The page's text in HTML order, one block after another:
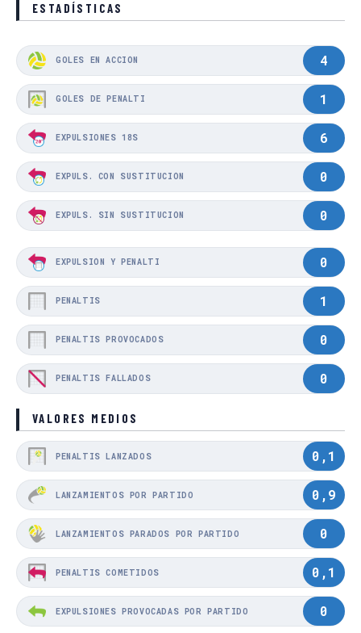
ESTADÍSTICAS
GOLES EN ACCIÓN 4
GOLES DE PENALTI 1
EXPULSIONES 18S 6
EXPULS. CON SUSTITUCIÓN 0
EXPULS. SIN SUSTITUCIÓN 0
EXPULSIÓN Y PENALTI 0
PENALTIS 1
PENALTIS PROVOCADOS 0
PENALTIS FALLADOS 0
VALORES MEDIOS
PENALTIS LANZADOS 0,1
LANZAMIENTOS POR PARTIDO 0,9
LANZAMIENTOS PARADOS POR PARTIDO 0
PENALTIS COMETIDOS 0,1
EXPULSIONES PROVOCADAS POR PARTIDO 0